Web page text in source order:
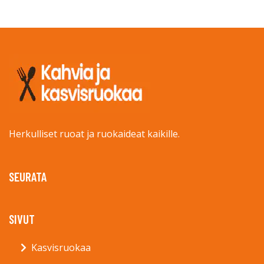
Herkulliset ruoat ja ruokaideat kaikille.
SEURATA
SIVUT
Kasvisruokaa